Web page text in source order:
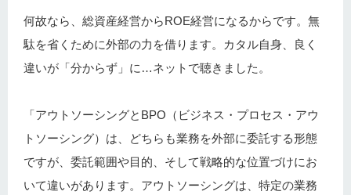
何故なら、総資産経営からROE経営になるからです。無
駄を省くために外部の力を借ります。カタル自身、良く
違いが「分からず」に…ネットで聴きました。
「アウトソーシングとBPO（ビジネス・プロセス・アウ
トソーシング）は、どちらも業務を外部に委託する形態
ですが、委託範囲や目的、そして戦略的な位置づけにお
いて違いがあります。アウトソーシングは、特定の業務